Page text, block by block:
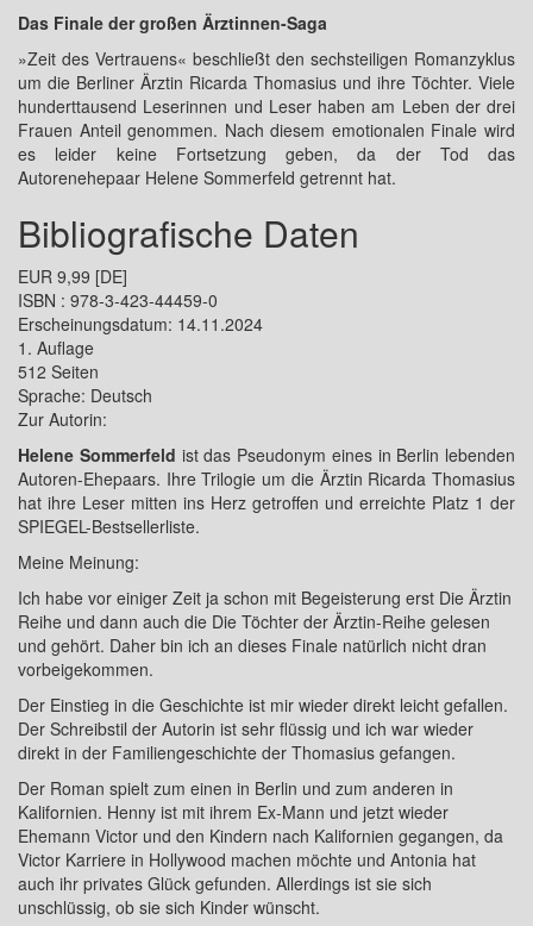
Das Finale der großen Ärztinnen-Saga
»Zeit des Vertrauens« beschließt den sechsteiligen Romanzyklus
um die Berliner Ärztin Ricarda Thomasius und ihre Töchter. Viele
hunderttausend Leserinnen und Leser haben am Leben der drei
Frauen Anteil genommen. Nach diesem emotionalen Finale wird
es leider keine Fortsetzung geben, da der Tod das
Autorenehepaar Helene Sommerfeld getrennt hat.
Bibliografische Daten
EUR 9,99 [DE]
ISBN : 978-3-423-44459-0
Erscheinungsdatum: 14.11.2024
1. Auflage
512 Seiten
Sprache: Deutsch
Zur Autorin:
Helene Sommerfeld ist das Pseudonym eines in Berlin lebenden
Autoren-Ehepaars. Ihre Trilogie um die Ärztin Ricarda Thomasius
hat ihre Leser mitten ins Herz getroffen und erreichte Platz 1 der
SPIEGEL-Bestsellerliste.
Meine Meinung:
Ich habe vor einiger Zeit ja schon mit Begeisterung erst Die Ärztin
Reihe und dann auch die Die Töchter der Ärztin-Reihe gelesen
und gehört. Daher bin ich an dieses Finale natürlich nicht dran
vorbeigekommen.
Der Einstieg in die Geschichte ist mir wieder direkt leicht gefallen.
Der Schreibstil der Autorin ist sehr flüssig und ich war wieder
direkt in der Familiengeschichte der Thomasius gefangen.
Der Roman spielt zum einen in Berlin und zum anderen in
Kalifornien. Henny ist mit ihrem Ex-Mann und jetzt wieder
Ehemann Victor und den Kindern nach Kalifornien gegangen, da
Victor Karriere in Hollywood machen möchte und Antonia hat
auch ihr privates Glück gefunden. Allerdings ist sie sich
unschlüssig, ob sie sich Kinder wünscht.